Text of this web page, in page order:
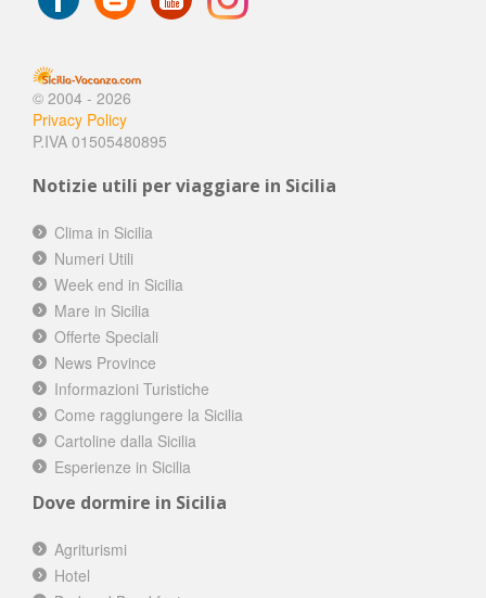
© 2004 - 2026
Privacy Policy
P.IVA 01505480895
Notizie utili per viaggiare in Sicilia
Clima in Sicilia
Numeri Utili
Week end in Sicilia
Mare in Sicilia
Offerte Speciali
News Province
Informazioni Turistiche
Come raggiungere la Sicilia
Cartoline dalla Sicilia
Esperienze in Sicilia
Dove dormire in Sicilia
Agriturismi
Hotel